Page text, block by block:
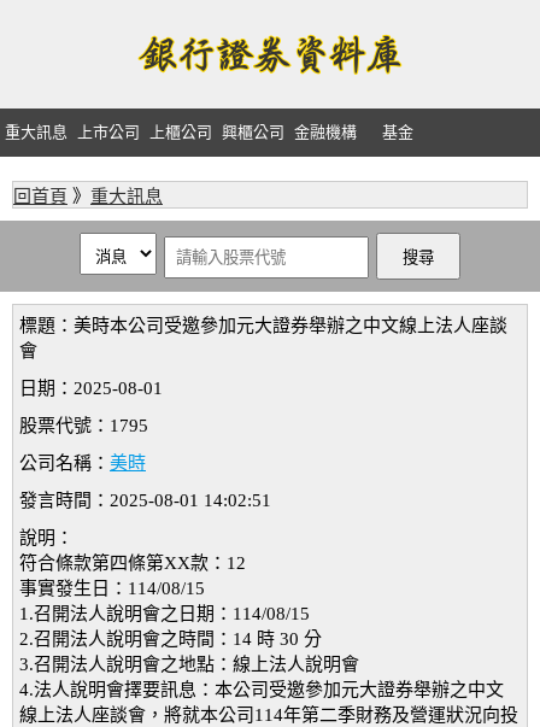
重大訊息 上市公司 上櫃公司 興櫃公司 金融機構 基金
回首頁 》 重大訊息
標題：美時本公司受邀參加元大證券舉辦之中文線上法人座談
會
日期：2025-08-01
股票代號：1795
公司名稱： 美時
發言時間：2025-08-01 14:02:51
說明：
符合條款第四條第XX款：12
事實發生日：114/08/15
1.召開法人說明會之日期：114/08/15
2.召開法人說明會之時間：14 時 30 分
3.召開法人說明會之地點：線上法人說明會
4.法人說明會擇要訊息：本公司受邀參加元大證券舉辦之中文
線上法人座談會，將就本公司114年第二季財務及營運狀況向投